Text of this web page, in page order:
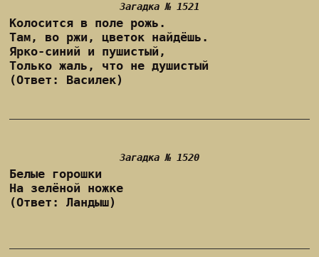
Загадка № 1521
Колосится в поле рожь.
Там, во ржи, цветок найдёшь.
Ярко-синий и пушистый,
Только жаль, что не душистый
(Ответ: Василек)
Загадка № 1520
Белые горошки
На зелёной ножке
(Ответ: Ландыш)